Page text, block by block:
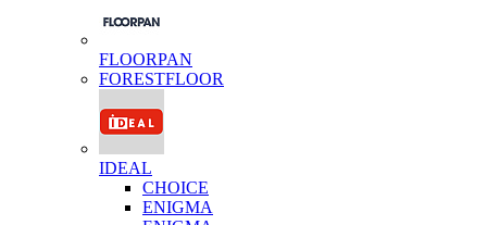
FLOORPAN
FORESTFLOOR
IDEAL
CHOICE
ENIGMA